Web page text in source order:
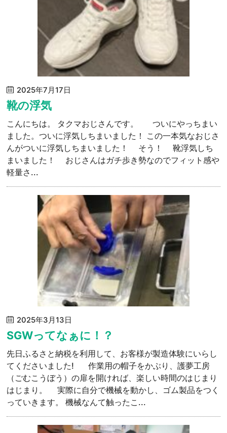
2025年7月17日
靴の浮気
こんにちは。 タクマおじさんです。 ついにやっちまい
ました。ついに浮気しちまいました！ この一本気なおじさ
んがついに浮気しちまいました！ そう！ 靴浮気しち
まいました！ おじさんはガチ歩き勢なのでフィット感や
軽量さ...
2025年3月13日
SGWってなぁに！？
先日ふるさと納税を利用して、お客様が製造体験にいらし
てくださいました! 作業用の帽子をかぶり、護夢工房
（ごむこうぼう）の扉を開ければ、楽しい時間のはじまり
はじまり。 実際に自分で機械を動かし、ゴム製品をつく
っていきます。 機械なんて触ったこ...